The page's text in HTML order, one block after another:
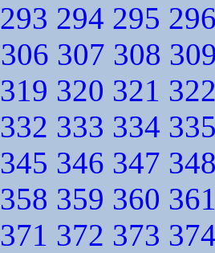
293 294 295
306 307 308
319 320 321
332 333 334
345 346 347
358 359 360
371 372 373